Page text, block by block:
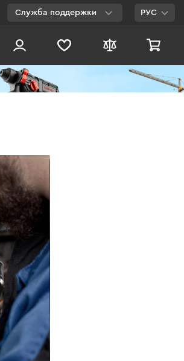
Служба поддержки
Бесплатно по
Украине
РУС